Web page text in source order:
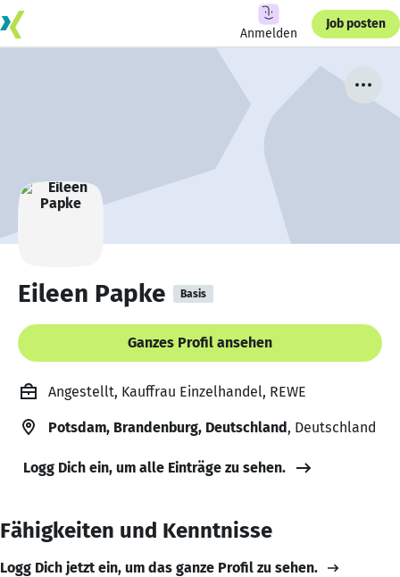
Anmelden
Job posten
Eileen Papke Basis
Ganzes Profil ansehen
Angestellt, Kauffrau Einzelhandel, REWE
Potsdam, Brandenburg, Deutschland, Deutschland
Logg Dich ein, um alle Einträge zu sehen.
Fähigkeiten und Kenntnisse
Logg Dich jetzt ein, um das ganze Profil zu sehen.